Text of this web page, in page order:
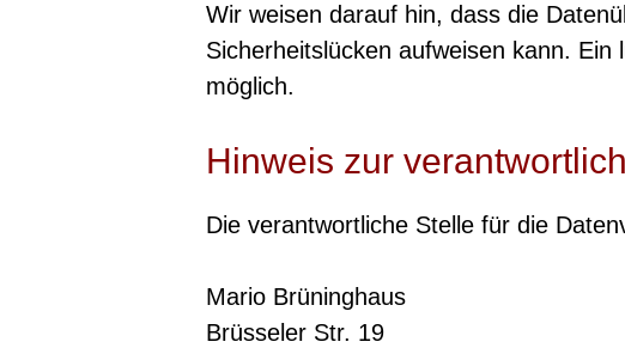
Wir weisen darauf hin, dass die
Sicherheitslücken aufweisen kann.
möglich.
Hinweis zur
Die verantwortliche Stelle für die
Mario Brüninghaus
Brüsseler Str. 19